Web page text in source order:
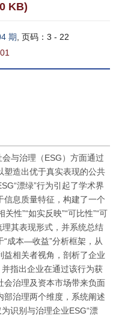
KB)
期 , 页码：3 - 22
与治理（ESG）方面通过
塑造出优于真实表现的公共
漂绿”行为引起了学术界
信息质量特征，构建了一个
性”“如实反映”“可比性”“可
理其表现形式，并系统总结
“成本—收益”分析框架，从
益相关者视角，剖析了企业
指出企业在通过该行为获
会治理及资本市场带来负面
部治理两个维度，系统阐述
识别与治理企业ESG“漂